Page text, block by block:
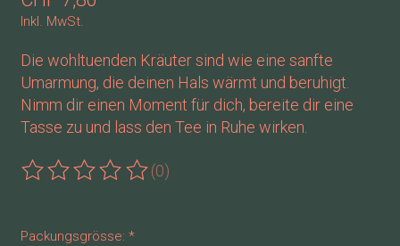
Inkl. MwSt.
Die wohltuenden Kräuter sind wie eine sanfte
Umarmung, die deinen Hals wärmt und beruhigt.
Nimm dir einen Moment für dich, bereite dir eine
Tasse zu und lass den Tee in Ruhe wirken.
Die Bewertung dieses Produkts ist
(0)
Packungsgrösse: *